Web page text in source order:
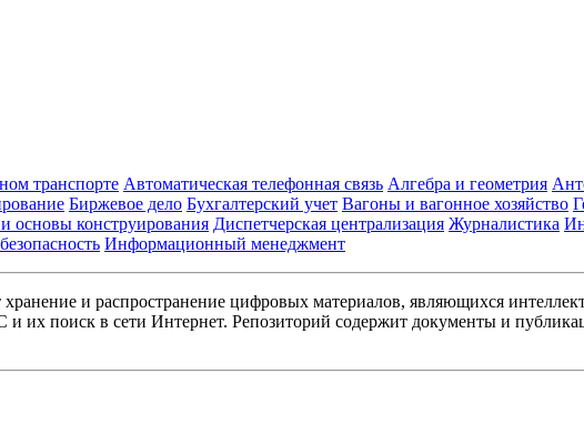
транспорте Автоматическая телефонная связь Алгебра и геометрия
Биржевое дело Бухгалтерский учет Вагоны и вагонное хозяйство
основы конструирования Диспетчерская централизация Журналистика
Информационный менеджмент
и распространение цифровых материалов, являющихся
их поиск в сети Интернет. Репозиторий содержит документы и